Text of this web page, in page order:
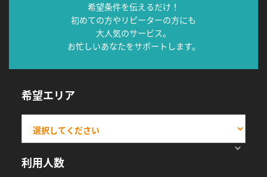
希望条件を伝えるだけ！
初めての方やリピーターの方にも
大人気のサービス。
お忙しいあなたをサポートします。
希望エリア
利用人数